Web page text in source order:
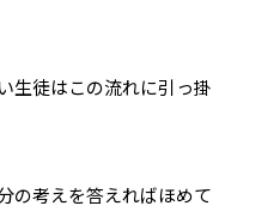
生徒はこの流れに引っ掛
の考えを答えればほめて